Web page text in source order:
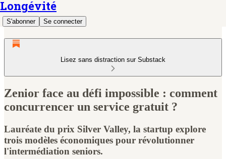
Longévité
S'abonner Se connecter
Lisez sans distraction sur Substack
Zenior face au défi impossible : comment
concurrencer un service gratuit ?
Lauréate du prix Silver Valley, la startup explore
trois modèles économiques pour révolutionner
l'intermédiation seniors.